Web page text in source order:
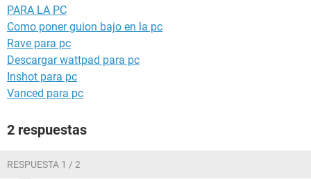
PARA LA PC
Como poner guion bajo en la pc
Rave para pc
Descargar wattpad para pc
Inshot para pc
Vanced para pc
2 respuestas
RESPUESTA 1 / 2